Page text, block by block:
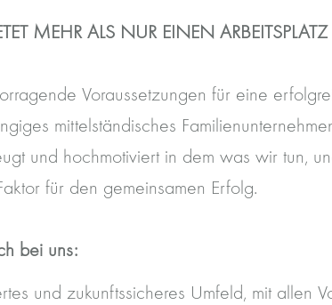
MEHR ALS NUR EINEN ARBEITSPLATZ
Voraussetzungen für eine
mittelständisches
und hochmotiviert in dem was wir tun,
für den gemeinsamen Erfolg.
bei uns:
und zukunftssicheres Umfeld, mit allen